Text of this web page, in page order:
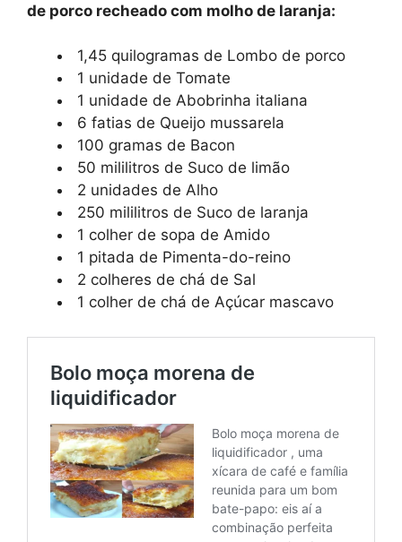
de porco recheado com molho de laranja:
1,45 quilogramas de Lombo de porco
1 unidade de Tomate
1 unidade de Abobrinha italiana
6 fatias de Queijo mussarela
100 gramas de Bacon
50 mililitros de Suco de limão
2 unidades de Alho
250 mililitros de Suco de laranja
1 colher de sopa de Amido
1 pitada de Pimenta-do-reino
2 colheres de chá de Sal
1 colher de chá de Açúcar mascavo